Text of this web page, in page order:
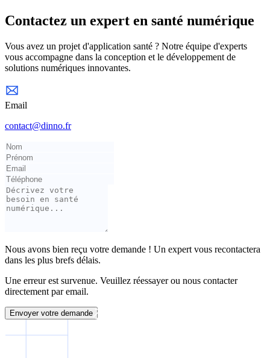
Contactez un expert en santé numérique
Vous avez un projet d'application santé ? Notre équipe d'experts
vous accompagne dans la conception et le développement de
solutions numériques innovantes.
Email
contact@dinno.fr
Nous avons bien reçu votre demande ! Un expert vous recontactera
dans les plus brefs délais.
Une erreur est survenue. Veuillez réessayer ou nous contacter
directement par email.
Envoyer votre demande